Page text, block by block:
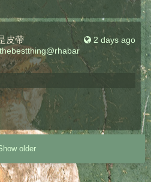
2 days ago
皮帶
older